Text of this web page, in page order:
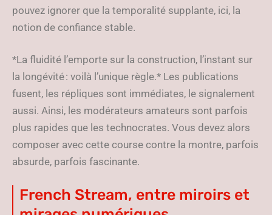
pouvez ignorer que la temporalité supplante, ici, la
notion de confiance stable.
*La fluidité l’emporte sur la construction, l’instant sur
la longévité : voilà l’unique règle.* Les publications
fusent, les répliques sont immédiates, le signalement
aussi. Ainsi, les modérateurs amateurs sont parfois
plus rapides que les technocrates. Vous devez alors
composer avec cette course contre la montre, parfois
absurde, parfois fascinante.
French Stream, entre miroirs et